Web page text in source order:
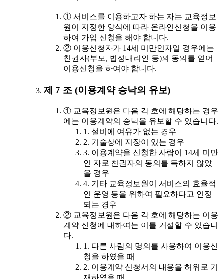
① 서비스를 이용하고자 하는 자는 교육정보
원이 지정한 양식에 따라 온라인신청을 이용
하여 가입 신청을 해야 합니다.
② 이용신청자가 14세 미만인자일 경우에는
친권자(부모, 법정대리인 등)의 동의를 얻어
이용신청을 하여야 합니다.
제 7 조 (이용계약 승낙의 유보)
① 교육정보원은 다음 각 호에 해당하는 경우
에는 이용계약의 승낙을 유보할 수 있습니다.
1. 설비에 여유가 없는 경우
2. 기술상에 지장이 있는 경우
3. 이용계약을 신청한 사람이 14세 미만
인 자로 친권자의 동의를 득하지 않았
을 경우
4. 기타 교육정보원이 서비스의 효율적
인 운영 등을 위하여 필요하다고 인정
되는 경우
② 교육정보원은 다음 각 호에 해당하는 이용
계약 신청에 대하여는 이를 거절할 수 있습니
다.
1. 다른 사람의 명의를 사용하여 이용신
청을 하였을 때
2. 이용계약 신청서의 내용을 허위로 기
재하였을 때